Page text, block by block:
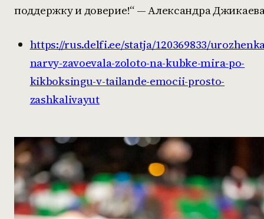
поддержку и доверие!“ — Александра
https://rus.delfi.ee/statja/120369833/
narvy-zavoevala-zoloto-na-kubke-mira-po-
kikboksingu-v-tailande-emocii-prosto-
zashkalivayut